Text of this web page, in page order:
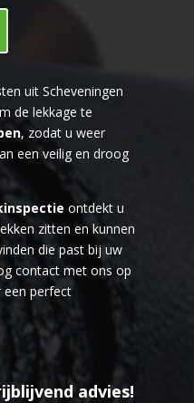
uit Scheveningen
de lekkage te
, zodat u weer
een veilig en droog
ontdekt u
zitten en kunnen
die past bij uw
contact met ons op
een perfect
advies!